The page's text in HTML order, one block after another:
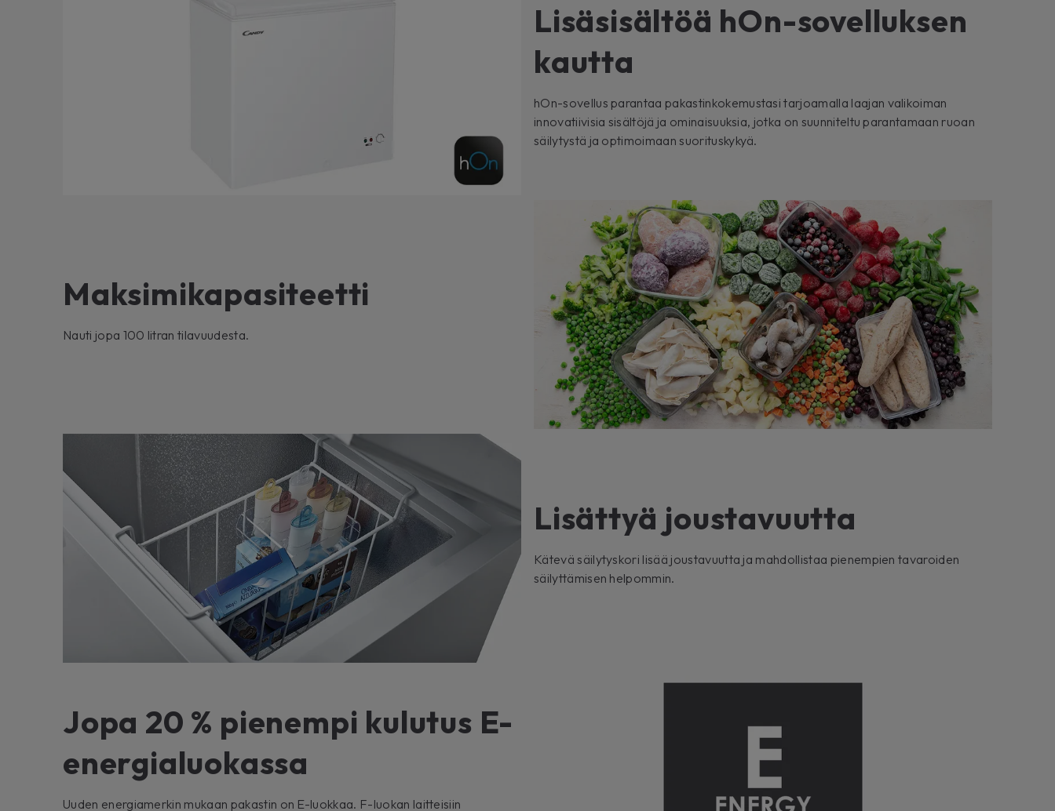
Lisäsisältöä hOn-sovelluksen
kautta
hOn-sovellus parantaa pakastinkokemustasi tarjoamalla laajan valikoiman
innovatiivisia sisältöjä ja ominaisuuksia, jotka on suunniteltu parantamaan ruoan
säilytystä ja optimoimaan suorituskykyä.
Maksimikapasiteetti
Nauti jopa 100 litran tilavuudesta.
Lisättyä joustavuutta
Kätevä säilytyskori lisää joustavuutta ja mahdollistaa pienempien tavaroiden
säilyttämisen helpommin.
Jopa 20 % pienempi kulutus E-
energialuokassa
Uuden energiamerkin mukaan pakastin on E-luokkaa. F-luokan laitteisiin